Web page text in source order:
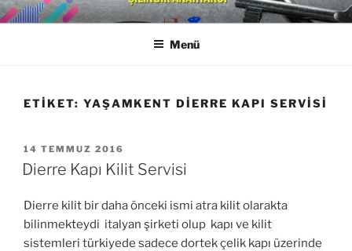
İçeriğe
geç YAŞAMKENT ÇILINGIR
ANAHTARCI
0533 650 18 88
Menü
ETIKET: YAŞAMKENT DIERRE KAPI SERVISI
YAYIM
TARIHI
14 TEMMUZ 2016
Dierre Kapı Kilit Servisi
Dierre kilit bir daha önceki ismi atra kilit olarakta
bilinmekteydi italyan şirketi olup kapı ve kilit
sistemleri türkiyede sadece dortek çelik kapı üzerinde